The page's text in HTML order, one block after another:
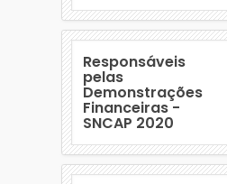
Responsáveis
pelas
Demonstrações
Financeiras -
SNCAP 2020